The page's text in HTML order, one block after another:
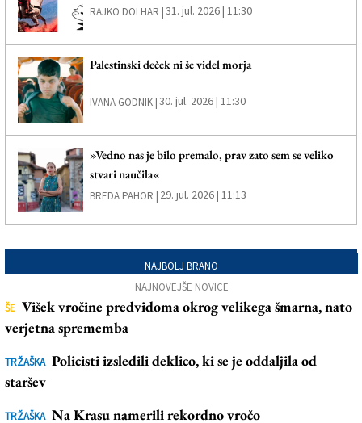
RAJKO DOLHAR |31. jul. 2026 | 11:30
Palestinski deček ni še videl morja
IVANA GODNIK |30. jul. 2026 | 11:30
»Vedno nas je bilo premalo, prav zato sem se veliko
stvari naučila«
BREDA PAHOR | 29. jul. 2026 | 11:13
NAJBOLJ BRANO
NAJNOVEJŠE NOVICE
ŠE Višek vročine predvidoma okrog velikega šmarna, nato
verjetna sprememba
TRŽAŠKA Policisti izsledili deklico, ki se je oddaljila od
staršev
TRŽAŠKA Na Krasu namerili rekordno vročo